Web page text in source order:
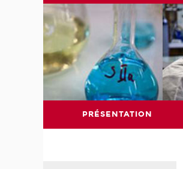
PRÉSENTATION